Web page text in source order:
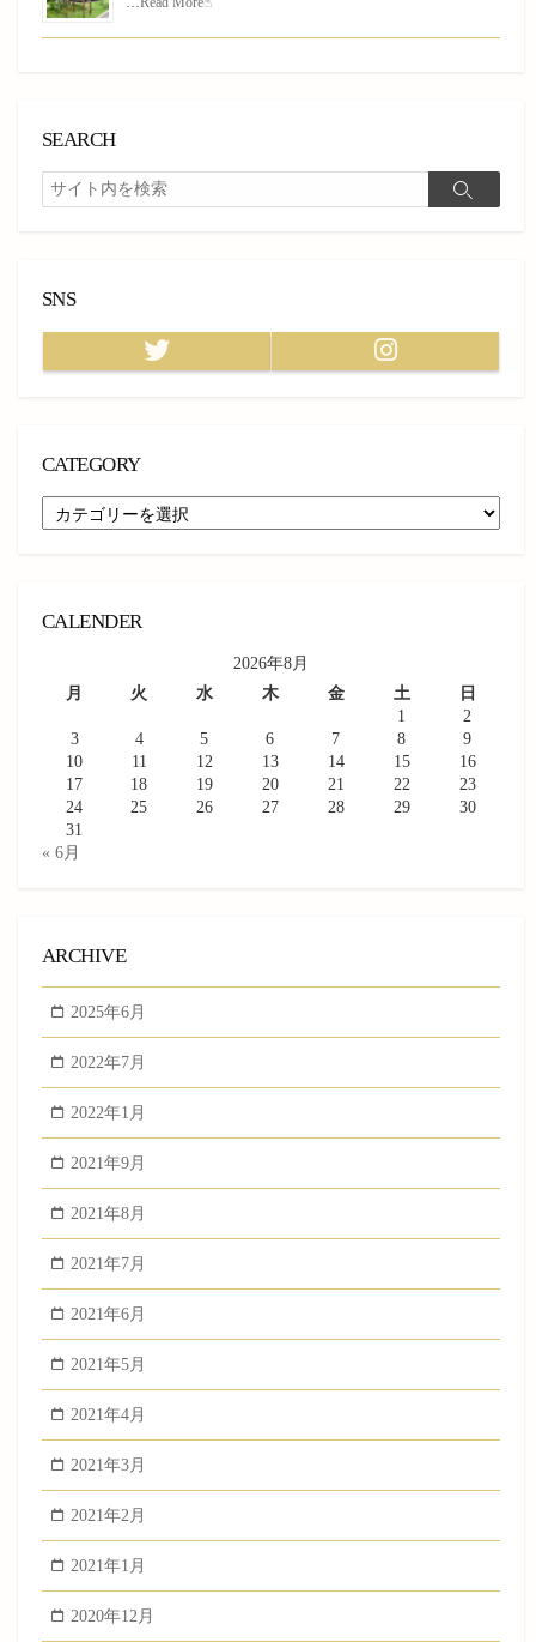
SEARCH
検
索
検
SNS
Twitter Instagram
CATEGORY
CATEGORY
CALENDER
2026年8月
月
火 水 木 金 土
日
1
2
3
4 5 6 7 8
9
10
11 12 13 14 15
16
17
18 19 20 21 22
23
24
25 26 27 28 29
30
31
« 6月
ARCHIVE
2025年6月
2022年7月
2022年1月
2021年9月
2021年8月
2021年7月
2021年6月
2021年5月
2021年4月
2021年3月
2021年2月
2021年1月
2020年12月